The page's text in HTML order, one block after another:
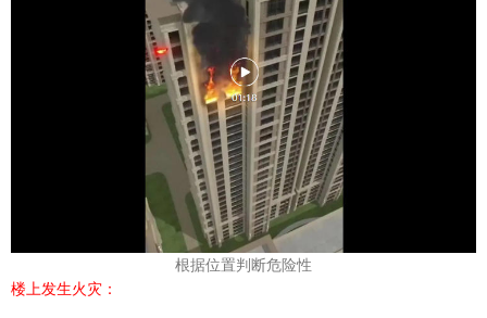
根据位置判断危险性
楼上发生火灾：